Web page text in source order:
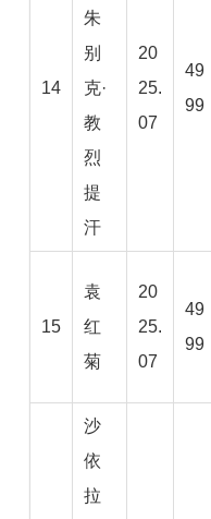
14
朱
别
克·
教
烈
提
汗
20
25.
07
49
99
15
袁
红
菊
20
25.
07
49
99
沙
依
拉